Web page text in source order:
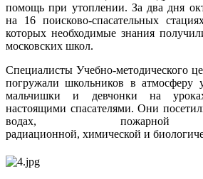
помощь при утоплении. За два дня
на 16 поисково-спасательных
которых необходимые знания
московских школ.
Специалисты Учебно-методического
погружали школьников в атмосферу
мальчишки и девчонки на
настоящими спасателями. Они
водах, пожарной
радиационной, химической и